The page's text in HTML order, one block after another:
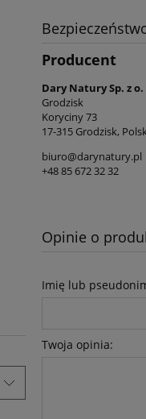
Producent
Dary Natury Sp. z o.
Grodzisk
Koryciny 73
17-315 Grodzisk,
biuro@darynatury.pl
+48 85 672 32 32
Opinie o
Imię lub
Twoja opinia: